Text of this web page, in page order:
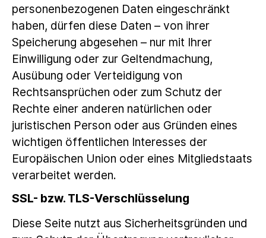
personenbezogenen Daten eingeschränkt
haben, dürfen diese Daten – von ihrer
Speicherung abgesehen – nur mit Ihrer
Einwilligung oder zur Geltendmachung,
Ausübung oder Verteidigung von
Rechtsansprüchen oder zum Schutz der
Rechte einer anderen natürlichen oder
juristischen Person oder aus Gründen eines
wichtigen öffentlichen Interesses der
Europäischen Union oder eines Mitgliedstaats
verarbeitet werden.
SSL- bzw. TLS-Verschlüsselung
Diese Seite nutzt aus Sicherheitsgründen und